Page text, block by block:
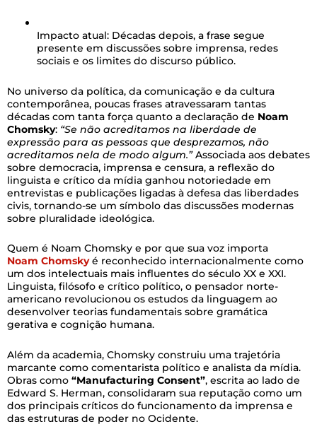
Impacto atual: Décadas depois, a frase segue
presente em discussões sobre imprensa, redes
sociais e os limites do discurso público.
No universo da política, da comunicação e da cultura
contemporânea, poucas frases atravessaram tantas
décadas com tanta força quanto a declaração de Noam
Chomsky: “Se não acreditamos na liberdade de
expressão para as pessoas que desprezamos, não
acreditamos nela de modo algum.”Associada aos debates
sobre democracia, imprensa e censura, a reflexão do
linguista e crítico da mídia ganhou notoriedade em
entrevistas e publicações ligadas à defesa das liberdades
civis, tornando-se um símbolo das discussões modernas
sobre pluralidade ideológica.
Quem é Noam Chomsky e por que sua voz importa
Noam Chomsky é reconhecido internacionalmente como
um dos intelectuais mais influentes do século XX e XXI.
Linguista, filósofo e crítico político, o pensador norte-
americano revolucionou os estudos da linguagem ao
desenvolver teorias fundamentais sobre gramática
gerativa e cognição humana.
Além da academia, Chomsky construiu uma trajetória
marcante como comentarista político e analista da mídia.
Obras como “Manufacturing Consent”, escrita ao lado de
Edward S. Herman, consolidaram sua reputação como um
dos principais críticos do funcionamento da imprensa e
das estruturas de poder no Ocidente.